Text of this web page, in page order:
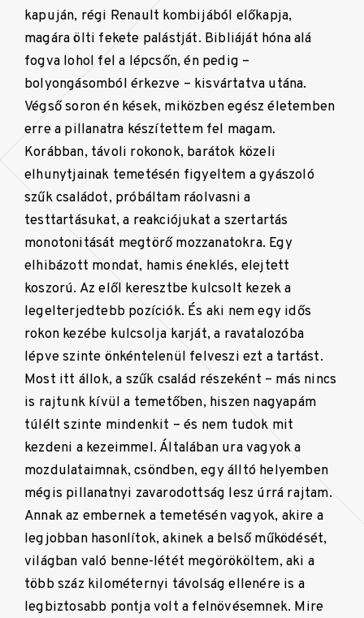
kapuján, régi Renault kombijából előkapja,
magára ölti fekete palástját. Bibliáját hóna alá
fogva lohol fel a lépcsőn, én pedig –
bolyongásomból érkezve – kisvártatva utána.
Végső soron én kések, miközben egész életemben
erre a pillanatra készítettem fel magam.
Korábban, távoli rokonok, barátok közeli
elhunytjainak temetésén figyeltem a gyászoló
szűk családot, próbáltam ráolvasni a
testtartásukat, a reakciójukat a szertartás
monotonitását megtörő mozzanatokra. Egy
elhibázott mondat, hamis éneklés, elejtett
koszorú. Az elől keresztbe kulcsolt kezek a
legelterjedtebb pozíciók. És aki nem egy idős
rokon kezébe kulcsolja karját, a ravatalozóba
lépve szinte önkéntelenül felveszi ezt a tartást.
Most itt állok, a szűk család részeként – más nincs
is rajtunk kívül a temetőben, hiszen nagyapám
túlélt szinte mindenkit – és nem tudok mit
kezdeni a kezeimmel. Általában ura vagyok a
mozdulataimnak, csöndben, egy álltó helyemben
mégis pillanatnyi zavarodottság lesz úrrá rajtam.
Annak az embernek a temetésén vagyok, akire a
legjobban hasonlítok, akinek a belső működését,
világban való benne-létét megörököltem, aki a
több száz kilométernyi távolság ellenére is a
legbiztosabb pontja volt a felnövésemnek. Mire